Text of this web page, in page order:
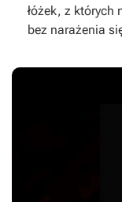
łóżek, z których
bez narażenia